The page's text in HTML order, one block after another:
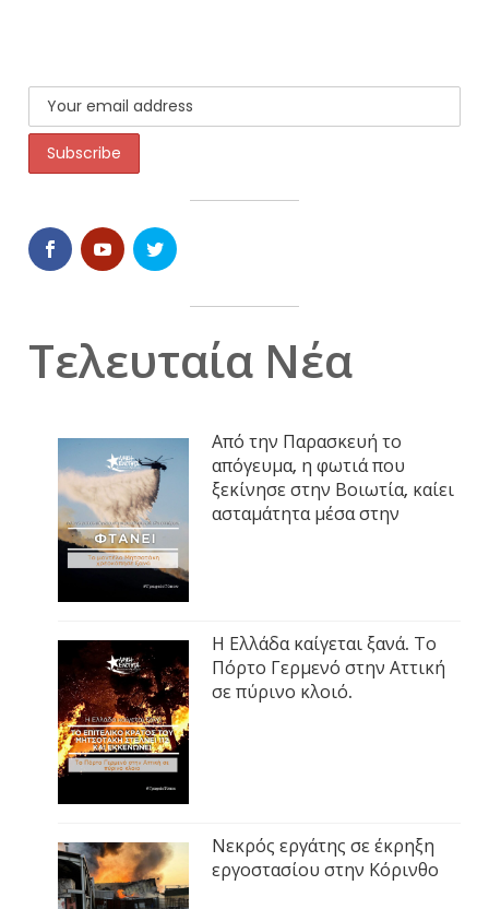
Τελευταία Νέα
Από την Παρασκευή το
απόγευμα, η φωτιά που
ξεκίνησε στην Βοιωτία, καίει
ασταμάτητα μέσα στην
Η Ελλάδα καίγεται ξανά. Το
Πόρτο Γερμενό στην Αττική
σε πύρινο κλοιό.
Νεκρός εργάτης σε έκρηξη
εργοστασίου στην Κόρινθο